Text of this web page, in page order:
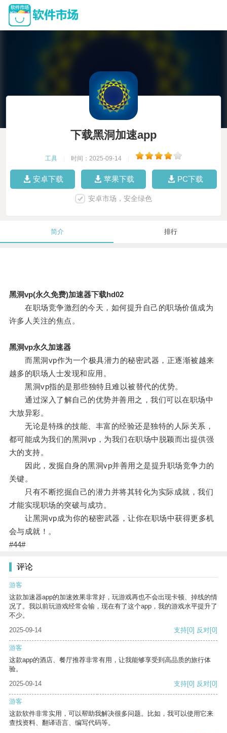
下载黑洞加速app
工具 时间：2025-09-14
安卓下载 苹果下载 PC下载
安卓市场，安全绿色
简介 排行
黑洞vp(永久免费)加速器下载hd02
在职场竞争激烈的今天，如何提升自己的职场价值成为
许多人关注的焦点。
黑洞vp永久加速器
而黑洞vp作为一个极具潜力的秘密武器，正逐渐被越来
越多的职场人士发现和应用。
黑洞vp指的是那些独特且难以被替代的优势。
通过深入了解自己的优势并善用之，我们可以在职场中
大放异彩。
无论是特殊的技能、丰富的经验还是独特的人际关系，
都可能成为我们的黑洞vp，为我们在职场中脱颖而出提供强
大的支持。
因此，发掘自身的黑洞vp并善用之是提升职场竞争力的
关键。
只有不断挖掘自己的潜力并将其转化为实际成就，我们
才能实现职场的突破与成功。
让黑洞vp成为你的秘密武器，让你在职场中获得更多机
会与成就！。
#44#
评论
游客
这款加速器app的加速效果非常好，玩游戏再也不会出现卡顿、掉线的情
况了。我以前玩游戏经常会输，现在有了这个app，我的游戏水平提升了
不少。
2025-09-14
支持[0] 反对[0]
游客
这款app的酒店、餐厅推荐非常有用，让我能够享受到高品质的旅行体
验。
2025-09-14
支持[0] 反对[0]
游客
这款软件非常实用，可以帮助我解决很多问题。比如，我可以使用它来
查找资料、翻译语言、编写代码等。